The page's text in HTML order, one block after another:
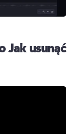
Jak usunąć